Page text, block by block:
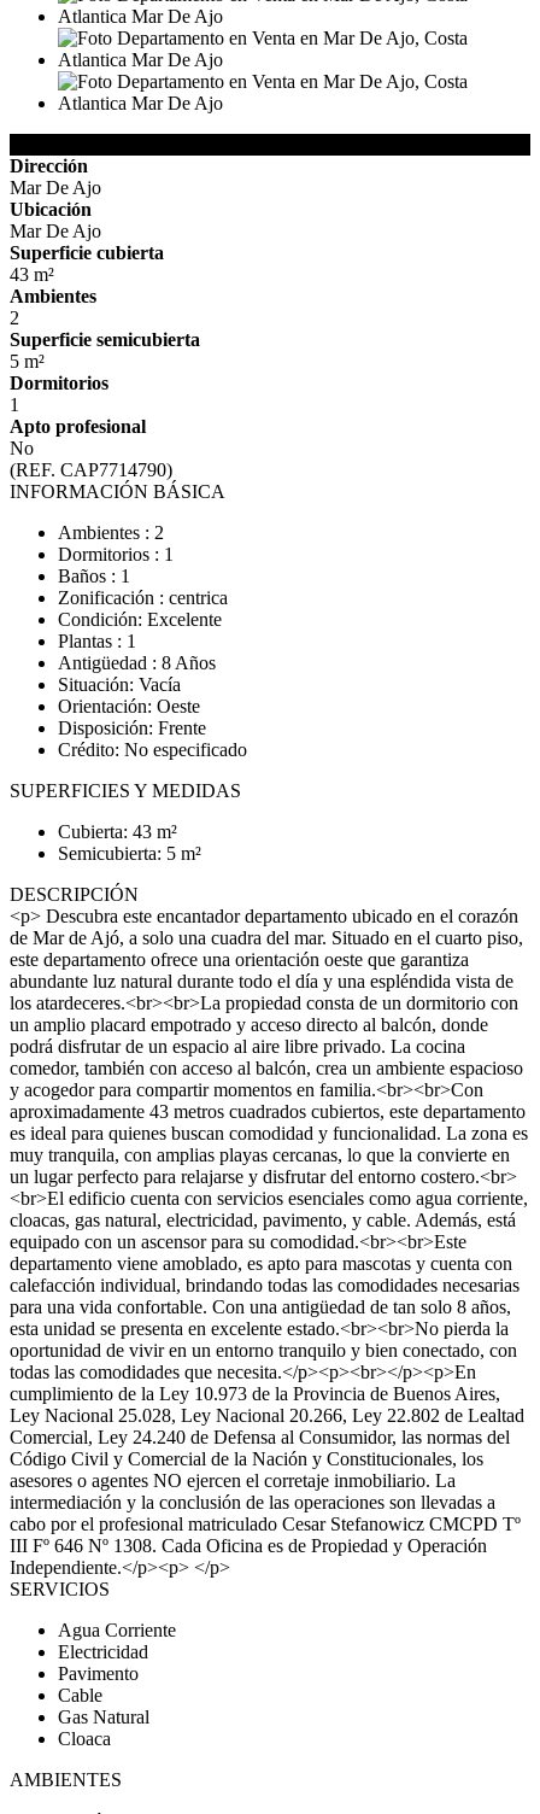
Dirección
Mar De Ajo
Ubicación
Mar De Ajo
Superficie cubierta
43 m²
Ambientes
2
Superficie semicubierta
5 m²
Dormitorios
1
Apto profesional
No
(REF. CAP7714790)
INFORMACIÓN BÁSICA
Ambientes : 2
Dormitorios : 1
Baños : 1
Zonificación : centrica
Condición: Excelente
Plantas : 1
Antigüedad : 8 Años
Situación: Vacía
Orientación: Oeste
Disposición: Frente
Crédito: No especificado
SUPERFICIES Y MEDIDAS
Cubierta: 43 m²
Semicubierta: 5 m²
DESCRIPCIÓN
<p> Descubra este encantador departamento ubicado en el corazón
de Mar de Ajó, a solo una cuadra del mar. Situado en el cuarto piso,
este departamento ofrece una orientación oeste que garantiza
abundante luz natural durante todo el día y una espléndida vista de
los atardeceres.<br><br>La propiedad consta de un dormitorio con
un amplio placard empotrado y acceso directo al balcón, donde
podrá disfrutar de un espacio al aire libre privado. La cocina
comedor, también con acceso al balcón, crea un ambiente espacioso
y acogedor para compartir momentos en familia.<br><br>Con
aproximadamente 43 metros cuadrados cubiertos, este departamento
es ideal para quienes buscan comodidad y funcionalidad. La zona es
muy tranquila, con amplias playas cercanas, lo que la convierte en
un lugar perfecto para relajarse y disfrutar del entorno costero.<br>
<br>El edificio cuenta con servicios esenciales como agua corriente,
cloacas, gas natural, electricidad, pavimento, y cable. Además, está
equipado con un ascensor para su comodidad.<br><br>Este
departamento viene amoblado, es apto para mascotas y cuenta con
calefacción individual, brindando todas las comodidades necesarias
para una vida confortable. Con una antigüedad de tan solo 8 años,
esta unidad se presenta en excelente estado.<br><br>No pierda la
oportunidad de vivir en un entorno tranquilo y bien conectado, con
todas las comodidades que necesita.</p><p><br></p><p>En
cumplimiento de la Ley 10.973 de la Provincia de Buenos Aires,
Ley Nacional 25.028, Ley Nacional 20.266, Ley 22.802 de Lealtad
Comercial, Ley 24.240 de Defensa al Consumidor, las normas del
Código Civil y Comercial de la Nación y Constitucionales, los
asesores o agentes NO ejercen el corretaje inmobiliario. La
intermediación y la conclusión de las operaciones son llevadas a
cabo por el profesional matriculado Cesar Stefanowicz CMCPD Tº
III Fº 646 Nº 1308. Cada Oficina es de Propiedad y Operación
Independiente.</p><p> </p>
SERVICIOS
Agua Corriente
Electricidad
Pavimento
Cable
Gas Natural
Cloaca
AMBIENTES